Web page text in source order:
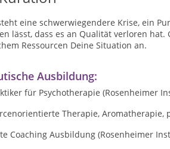
eine schwerwiegendere Krise, ein
lässt, dass es an Qualität verloren
Ressourcen Deine Situation an.
Ausbildung:
für Psychotherapie (Rosenheimer
Therapie,
Coaching Ausbildung (Rosenheimer